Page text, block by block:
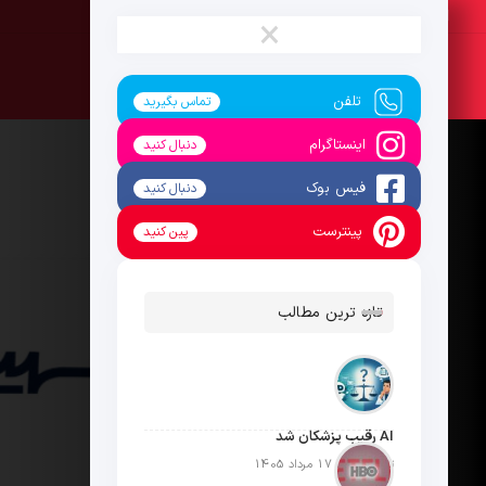
×
تلفن تماس بگیرید
اینستاگرام دنبال کنید
فیس بوک دنبال کنید
پینترست پین کنید
تازه ترین مطالب
AI رقیب پزشکان شد
تاریخ انتشار: 17 مرداد 1405